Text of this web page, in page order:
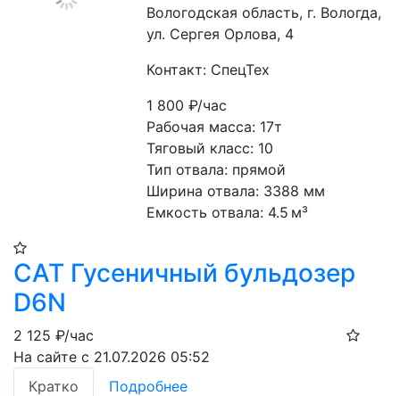
Вологодская область, г. Вологда,
ул. Сергея Орлова, 4
Контакт: СпецТех
1 800₽/час
Рабочая масса: 17т
Тяговый класс: 10
Тип отвала: прямой
Ширина отвала: 3388 мм
Емкость отвала: 4.5 м³
CAT Гусеничный бульдозер
D6N
2 125 ₽/час
На сайте с 21.07.2026 05:52
Кратко
Подробнее